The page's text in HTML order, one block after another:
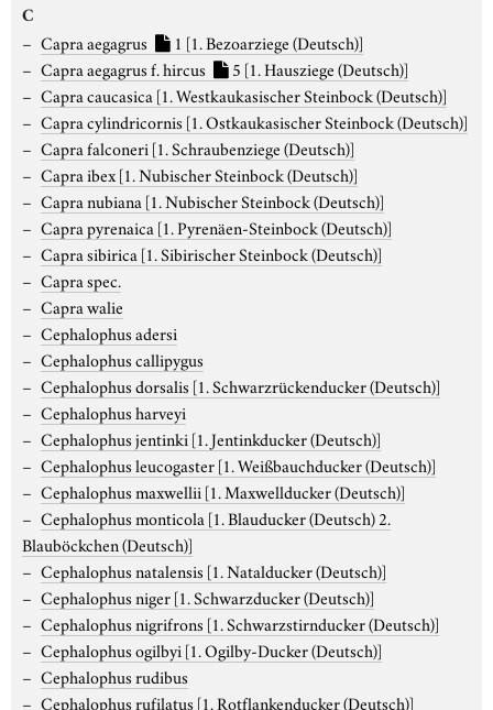
C
Capra aegagrus 1 [1. Bezoarziege (Deutsch)]
Capra aegagrus f. hircus
5 [1. Hausziege (Deutsch)]
Capra caucasica [1. Westkaukasischer Steinbock (Deutsch)]
Capra cylindricornis [1. Ostkaukasischer Steinbock (Deutsch)]
Capra falconeri [1. Schraubenziege (Deutsch)]
Capra ibex[1. Nubischer Steinbock (Deutsch)]
Capra nubiana [1. Nubischer Steinbock (Deutsch)]
Capra pyrenaica [1. Pyrenäen-Steinbock (Deutsch)]
Capra sibirica [1. Sibirischer Steinbock (Deutsch)]
Capra spec.
Capra walie
Cephalophus adersi
Cephalophus callipygus
Cephalophus dorsalis [1. Schwarzrückenducker (Deutsch)]
Cephalophus harveyi
Cephalophus jentinki [1. Jentinkducker (Deutsch)]
Cephalophus leucogaster[1. Weißbauchducker (Deutsch)]
Cephalophus maxwellii [1. Maxwellducker (Deutsch)]
Cephalophus monticola [1. Blauducker (Deutsch) 2.
Blauböckchen (Deutsch)]
Cephalophus natalensis [1. Natalducker (Deutsch)]
Cephalophus niger[1. Schwarzducker (Deutsch)]
Cephalophus nigrifrons [1. Schwarzstirnducker (Deutsch)]
Cephalophus ogilbyi [1. Ogilby-Ducker (Deutsch)]
Cephalophus rudibus
Cephalophus rufilatus [1. Rotflankenducker (Deutsch)]